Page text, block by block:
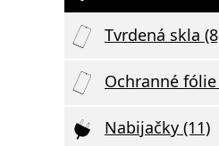
Tvrdená skla
Ochranné fólie
Nabijačky (11)